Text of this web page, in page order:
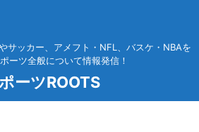
サッカー、アメフト・NFL、バスケ・NBAを
ーツ全般について情報発信！
ーツROOTS